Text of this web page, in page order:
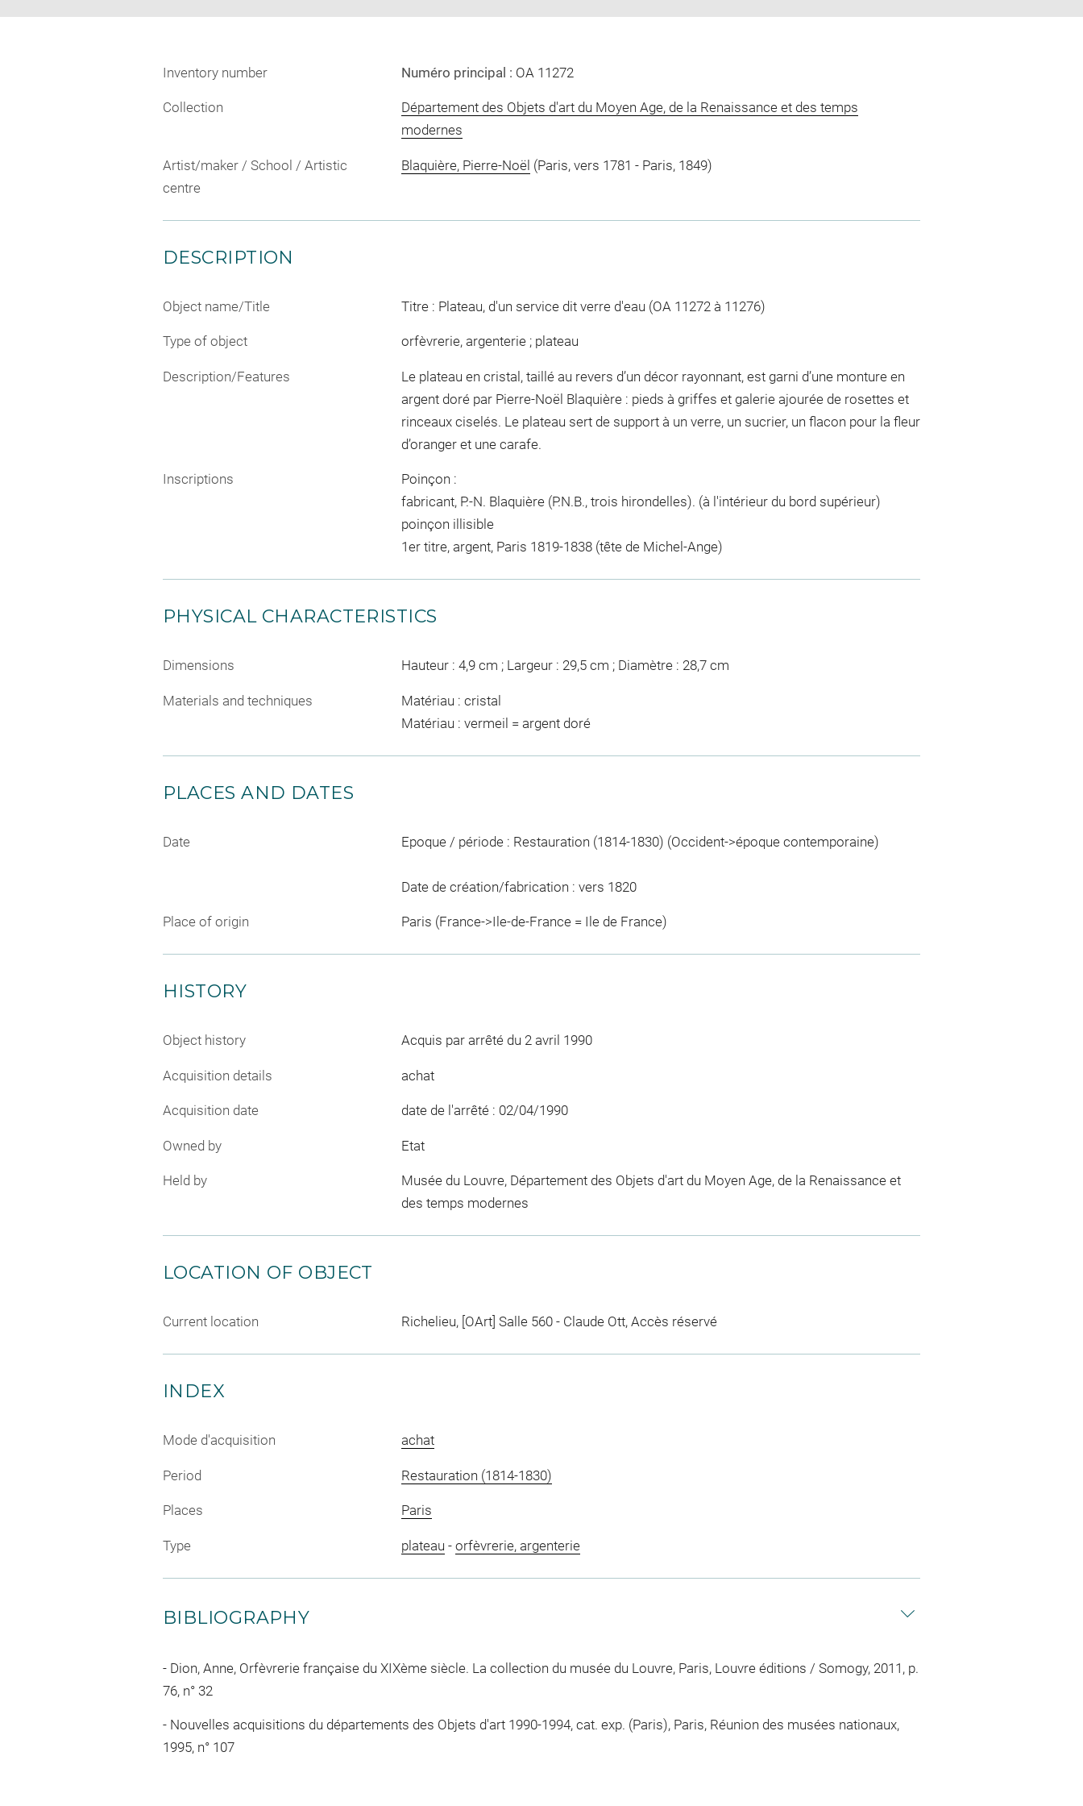
Inventory number Numéro principal : OA 11272
Collection
Département des Objets d'art du Moyen Age, de la Renaissance et des temps
modernes
Artist/maker / School / Artistic
centre
Blaquière, Pierre-Noël (Paris, vers 1781 - Paris, 1849)
DESCRIPTION
Object name/Title Titre : Plateau, d'un service dit verre d'eau (OA 11272 à 11276)
Type of object orfèvrerie, argenterie ; plateau
Description/Features
Le plateau en cristal, taillé au revers d’un décor rayonnant, est garni d’une monture en
argent doré par Pierre-Noël Blaquière : pieds à griffes et galerie ajourée de rosettes et
rinceaux ciselés. Le plateau sert de support à un verre, un sucrier, un flacon pour la fleur
d’oranger et une carafe.
Inscriptions
Poinçon :
fabricant, P.-N. Blaquière (P.N.B., trois hirondelles). (à l'intérieur du bord supérieur)
poinçon illisible
1er titre, argent, Paris 1819-1838 (tête de Michel-Ange)
PHYSICAL CHARACTERISTICS
Dimensions Hauteur : 4,9 cm ; Largeur : 29,5 cm ; Diamètre : 28,7 cm
Materials and techniques
Matériau : cristal
Matériau : vermeil = argent doré
PLACES AND DATES
Date Epoque / période : Restauration (1814-1830) (Occident->époque contemporaine)
Date de création/fabrication : vers 1820
Place of origin Paris (France->Ile-de-France = Ile de France)
HISTORY
Object history Acquis par arrêté du 2 avril 1990
Acquisition details achat
Acquisition date date de l'arrêté : 02/04/1990
Owned by Etat
Held by
Musée du Louvre, Département des Objets d'art du Moyen Age, de la Renaissance et
des temps modernes
LOCATION OF OBJECT
Current location Richelieu, [OArt] Salle 560 - Claude Ott, Accès réservé
INDEX
Mode d'acquisition achat
Period Restauration (1814-1830)
Places Paris
Type plateau - orfèvrerie, argenterie
BIBLIOGRAPHY
Dion, Anne, Orfèvrerie française du XIXème siècle. La collection du musée du Louvre, Paris, Louvre éditions / Somogy, 2011, p.
76, n° 32
Nouvelles acquisitions du départements des Objets d'art 1990-1994, cat. exp. (Paris), Paris, Réunion des musées nationaux,
1995, n° 107